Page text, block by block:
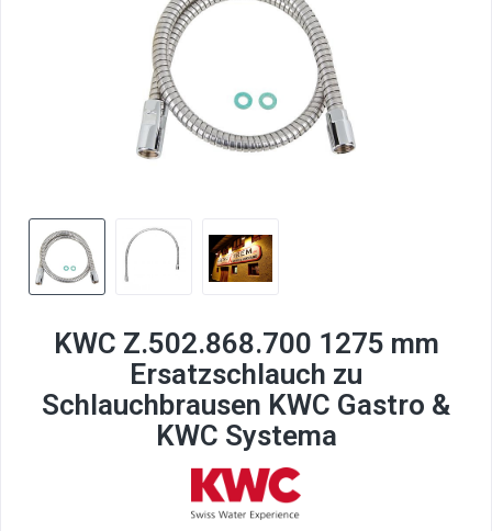
KWC Z.502.868.700 1275 mm
Ersatzschlauch zu
Schlauchbrausen KWC Gastro &
KWC Systema